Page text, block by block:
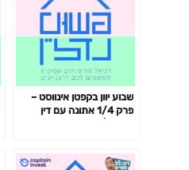
שבוע יוון בקפטן אינווסט –
פרק 1/4 אתונה עם דין